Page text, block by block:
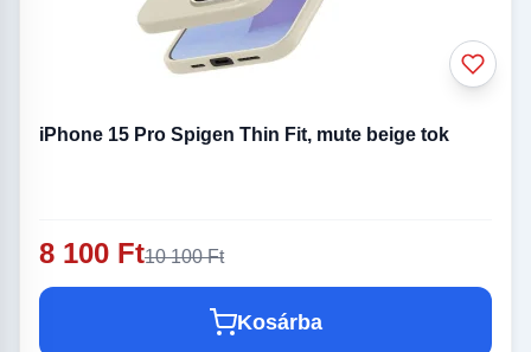
iPhone 15 Pro Spigen Thin Fit, mute beige tok
8 100 Ft10 100 Ft
Kosárba